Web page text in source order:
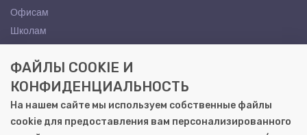
Офисам
Школам
КОНТАКТЫ
Саратов, ул. Осипова, 10А
+7 (8452) 72-65-65
gemera@moya-kniga.ru
ФАЙЛЫ COOKIE И
КОНФИДЕНЦИАЛЬНОСТЬ
На нашем сайте мы используем собственные файлы
cookie для предоставления вам персонализированного